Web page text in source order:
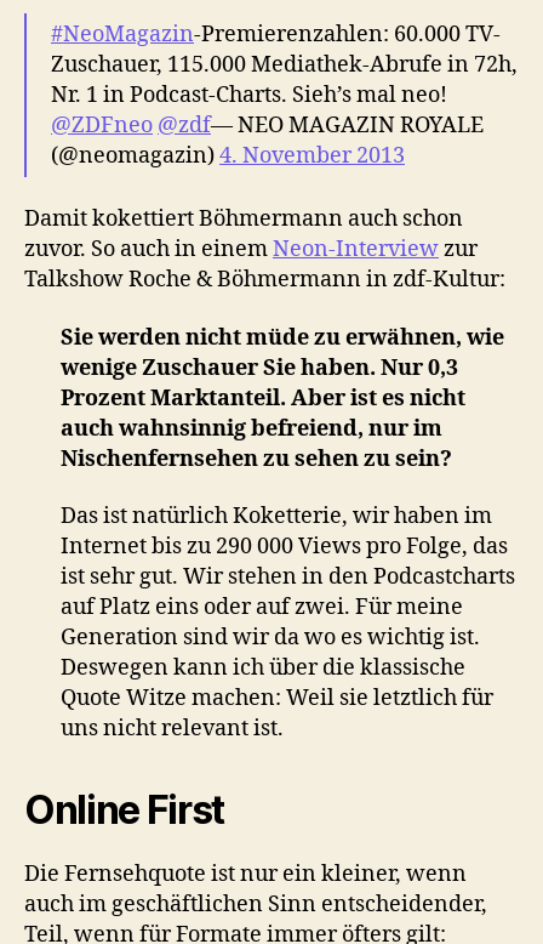
#NeoMagazin-Premierenzahlen: 60.000 TV-
Zuschauer, 115.000 Mediathek-Abrufe in 72h,
Nr. 1 in Podcast-Charts. Sieh’s mal neo!
@ZDFneo @zdf— NEO MAGAZIN ROYALE
(@neomagazin)4. November 2013
Damit kokettiert Böhmermann auch schon
zuvor. So auch in einemNeon-Interviewzur
Talkshow Roche & Böhmermann in zdf-Kultur:
Sie werden nicht müde zu erwähnen, wie
wenige Zuschauer Sie haben. Nur 0,3
Prozent Marktanteil. Aber ist es nicht
auch wahnsinnig befreiend, nur im
Nischenfernsehen zu sehen zu sein?
Das ist natürlich Koketterie, wir haben im
Internet bis zu 290 000 Views pro Folge, das
ist sehr gut. Wir stehen in den Podcastcharts
auf Platz eins oder auf zwei. Für meine
Generation sind wir da wo es wichtig ist.
Deswegen kann ich über die klassische
Quote Witze machen: Weil sie letztlich für
uns nicht relevant ist.
Online First
Die Fernsehquote ist nur ein kleiner, wenn
auch im geschäftlichen Sinn entscheidender,
Teil, wenn für Formate immer öfters gilt: